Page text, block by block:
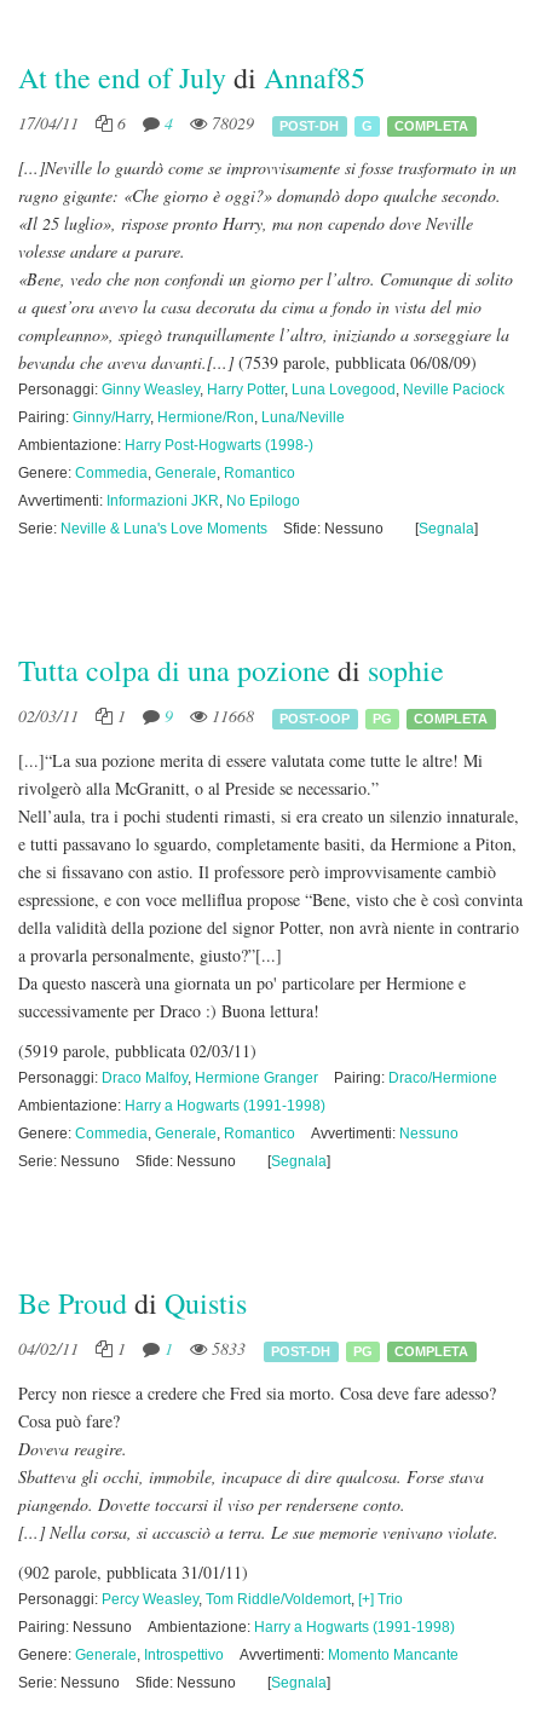
At the end of Julydi Annaf85
17/04/11 6 4 78029 POST-DH G COMPLETA
[...]Neville lo guardò come se improvvisamente si fosse trasformato in un
ragno gigante: «Che giorno è oggi?» domandò dopo qualche secondo.
«Il 25 luglio», rispose pronto Harry, ma non capendo dove Neville
volesse andare a parare.
«Bene, vedo che non confondi un giorno per l’altro. Comunque di solito
a quest’ora avevo la casa decorata da cima a fondo in vista del mio
compleanno», spiegò tranquillamente l’altro, iniziando a sorseggiare la
bevanda che aveva davanti.[...] (7539 parole, pubblicata 06/08/09)
Personaggi: Ginny Weasley, Harry Potter, Luna Lovegood , Neville Paciock
Pairing: Ginny/Harry, Hermione/Ron, Luna/Neville
Ambientazione: Harry Post-Hogwarts (1998-)
Genere: Commedia, Generale, Romantico
Avvertimenti: Informazioni JKR, No Epilogo
Serie: Neville & Luna's Love Moments Sfide: Nessuno [Segnala]
Tutta colpa di una pozione di sophie
02/03/11 1 9 11668 POST-OOP PG COMPLETA
[...]“La sua pozione merita di essere valutata come tutte le altre! Mi
rivolgerò alla McGranitt, o al Preside se necessario.”
Nell’aula, tra i pochi studenti rimasti, si era creato un silenzio innaturale,
e tutti passavano lo sguardo, completamente basiti, da Hermione a Piton,
che si fissavano con astio. Il professore però improvvisamente cambiò
espressione, e con voce melliflua propose “Bene, visto che è così convinta
della validità della pozione del signor Potter, non avrà niente in contrario
a provarla personalmente, giusto?”[...]
Da questo nascerà una giornata un po' particolare per Hermione e
successivamente per Draco :) Buona lettura!
(5919 parole, pubblicata 02/03/11)
Personaggi: Draco Malfoy, Hermione Granger Pairing: Draco/Hermione
Ambientazione: Harry a Hogwarts (1991-1998)
Genere: Commedia, Generale, Romantico Avvertimenti: Nessuno
Serie: Nessuno
Sfide: Nessuno [Segnala]
Be Prouddi Quistis
04/02/11 1 1 5833 POST-DH PG COMPLETA
Percy non riesce a credere che Fred sia morto. Cosa deve fare adesso?
Cosa può fare?
Doveva reagire.
Sbatteva gli occhi, immobile, incapace di dire qualcosa. Forse stava
piangendo. Dovette toccarsi il viso per rendersene conto.
[...] Nella corsa, si accasciò a terra. Le sue memorie venivano violate.
(902 parole, pubblicata 31/01/11)
Personaggi: Percy Weasley, Tom Riddle/Voldemort, [+] Trio
Pairing: Nessuno
Ambientazione: Harry a Hogwarts (1991-1998)
Genere: Generale, Introspettivo Avvertimenti: Momento Mancante
Serie: Nessuno
Sfide: Nessuno [Segnala]